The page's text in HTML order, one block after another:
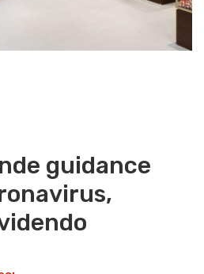
guidance